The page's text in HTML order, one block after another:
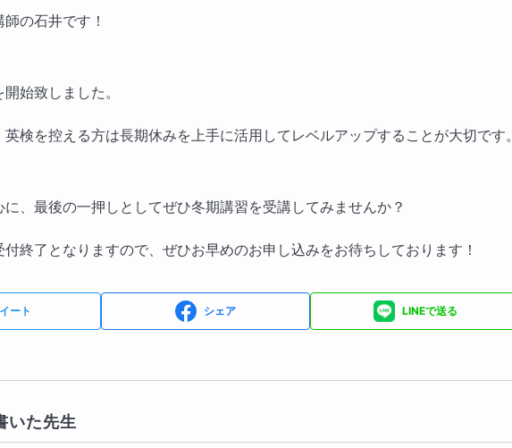
の石井です！
始致しました。
検を控える方は長期休みを上手に活用してレベルアップすることが大切です。
、最後の一押しとしてぜひ冬期講習を受講してみませんか？
終了となりますので、ぜひお早めのお申し込みをお待ちしております！
ート シェア LINEで送る
いた先生